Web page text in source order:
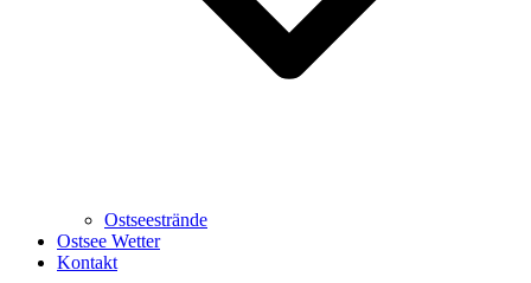
Ostseestrände
Ostsee Wetter
Kontakt